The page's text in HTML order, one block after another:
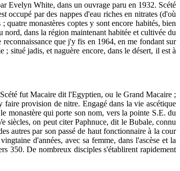
Evelyn White, dans un ouvrage paru en 1932. Scété
par des nappes d'eau riches en nitrates (d'où
monastères coptes y sont encore habités, bien
dans la région maintenant habitée et cultivée du
que j'y fis en 1964, en me fondant sur
situé jadis, et naguère encore, dans le désert, il est à
fut Macaire dit l'Egyptien, ou le Grand Macaire ;
provision de nitre. Engagé dans la vie ascétique
monastère qui porte son nom, vers la pointe S.E. du
siècles, on peut citer Paphnuce, dit le Bubale, connu
autres par son passé de haut fonctionnaire à la cour
d'années, avec sa femme, dans l'ascèse et la
350. De nombreux disciples s'établirent rapidement